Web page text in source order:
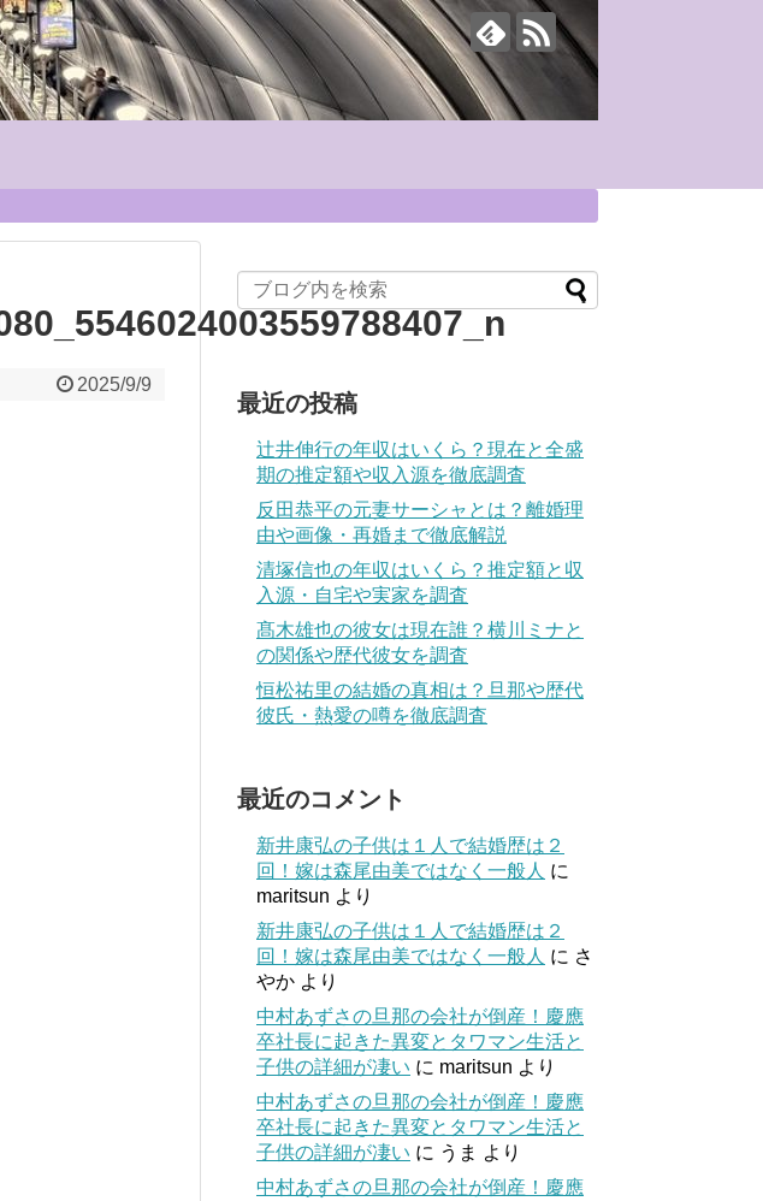
2025/9/9
最近の投稿
辻井伸行の年収はいくら？現在と全盛
期の推定額や収入源を徹底調査
反田恭平の元妻サーシャとは？離婚理
由や画像・再婚まで徹底解説
清塚信也の年収はいくら？推定額と収
入源・自宅や実家を調査
髙木雄也の彼女は現在誰？横川ミナと
の関係や歴代彼女を調査
恒松祐里の結婚の真相は？旦那や歴代
彼氏・熱愛の噂を徹底調査
最近のコメント
新井康弘の子供は１人で結婚歴は２
回！嫁は森尾由美ではなく一般人 に
maritsun より
新井康弘の子供は１人で結婚歴は２
回！嫁は森尾由美ではなく一般人 に さ
やか より
中村あずさの旦那の会社が倒産！慶應
卒社長に起きた異変とタワマン生活と
子供の詳細が凄い に maritsun より
中村あずさの旦那の会社が倒産！慶應
卒社長に起きた異変とタワマン生活と
子供の詳細が凄い に うま より
中村あずさの旦那の会社が倒産！慶應